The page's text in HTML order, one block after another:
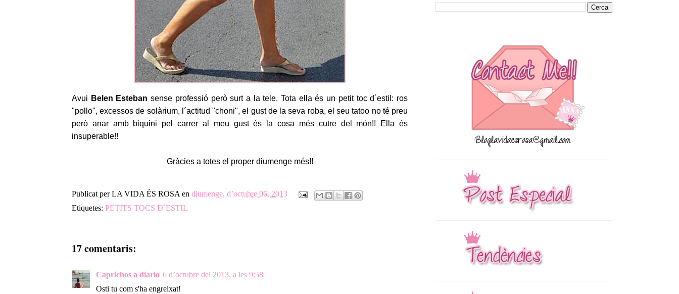
Avui Belen Esteban sense professió però surt a la tele. Tota ella és un petit toc d´estil: ros
"pollo", excessos de solàrium, l´actitud "choni", el gust de la seva roba, el seu tatoo no té preu
però anar amb biquini pel carrer al meu gust és la cosa més cutre del món!! Ella és
insuperable!!
Gràcies a totes el proper diumenge més!!
Publicat perLA VIDA ÉS ROSA en diumenge, d’octubre 06, 2013
Etiquetes: PETITS TOCS D´ESTIL
17 comentaris:
Caprichos a diario 6 d’octubre del 2013, a les 9:58
Osti tu com s'ha engreixat!